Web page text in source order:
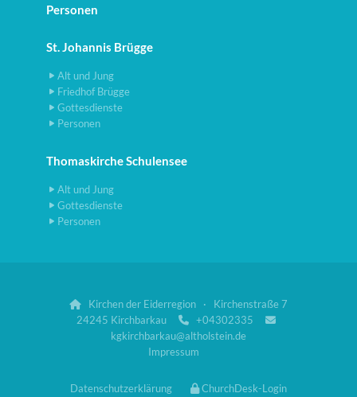
Personen
St. Johannis Brügge
Alt und Jung
Friedhof Brügge
Gottesdienste
Personen
Thomaskirche Schulensee
Alt und Jung
Gottesdienste
Personen

Kirchen der Eiderregion · Kirchenstraße 7
24245 Kirchbarkau
 +04302335 
kgkirchbarkau@altholstein.de
Impressum
Datenschutzerklärung ChurchDesk-Login